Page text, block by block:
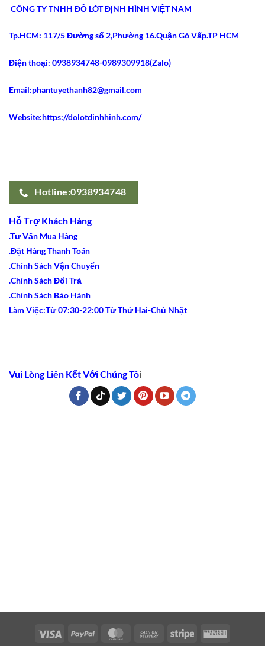
Nhất
2026
Bụng
Latex
2021
Gây
Sốt
CÔNG TY TNHH ĐỒ LÓT ĐỊNH HÌNH VIỆT NAM
Tp.HCM: 117/5 Đường số 2,Phường 16.Quận Gò Vấp.TP HCM
Điện thoại: 0938934748-0989309918(Zalo)
Email:phantuyethanh82@gmail.com
Website:https://dolotdinhhinh.com/
Hotline:0938934748
Hỗ Trợ Khách Hàng
.Tư Vấn Mua Hàng
.Đặt Hàng Thanh Toán
.Chính Sách Vận Chuyển
.Chính Sách Đổi Trả
.Chính Sách Bảo Hành
Làm Việc:Từ 07:30-22:00 Từ Thứ Hai-Chủ Nhật
Vui Lòng Liên Kết Với Chúng Tôi
Visa PayPal MasterCardCash
Stripe
Western